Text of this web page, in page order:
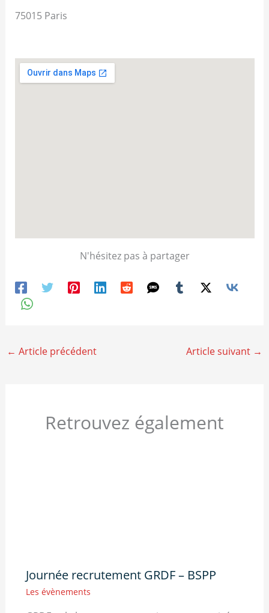
75015 Paris
N'hésitez pas à partager
← Article précédent Article suivant →
Retrouvez également
Journée recrutement GRDF – BSPP
Les évènements